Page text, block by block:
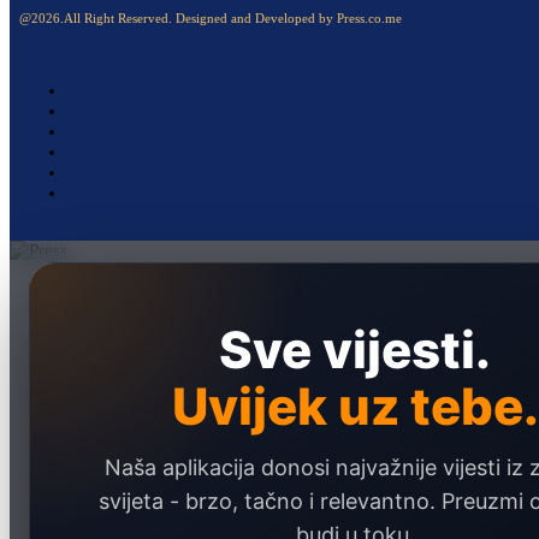
@2026.All Right Reserved. Designed and Developed by Press.co.me
Sve vijesti.
Uvijek uz tebe.
Naša aplikacija donosi najvažnije vijesti iz
svijeta - brzo, tačno i relevantno. Preuzmi
Marketing